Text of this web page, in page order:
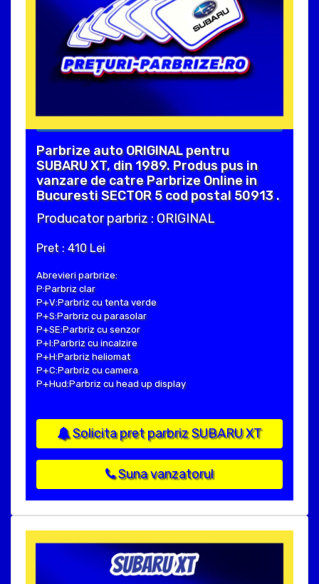
Parbrize auto ORIGINAL pentru
SUBARU XT, din 1989. Produs pus in
vanzare de catre Parbrize Online in
Bucuresti SECTOR 5 cod postal 50913 .
Producator parbriz : ORIGINAL
Pret : 410 Lei
Abrevieri parbrize:
P:Parbriz clar
P+V:Parbriz cu tenta verde
P+S:Parbriz cu parasolar
P+SE:Parbriz cu senzor
P+I:Parbriz cu incalzire
P+H:Parbriz heliomat
P+C:Parbriz cu camera
P+Hud:Parbriz cu head up display
Solicita pret parbriz SUBARU XT
Suna vanzatorul